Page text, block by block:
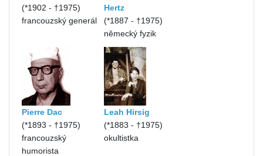
(*1902 - †1975)
francouzský generál
Hertz
(*1887 - †1975)
německý fyzik
Pierre Dac
(*1893 - †1975)
francouzský
humorista
Leah Hirsig
(*1883 - †1975)
okultistka